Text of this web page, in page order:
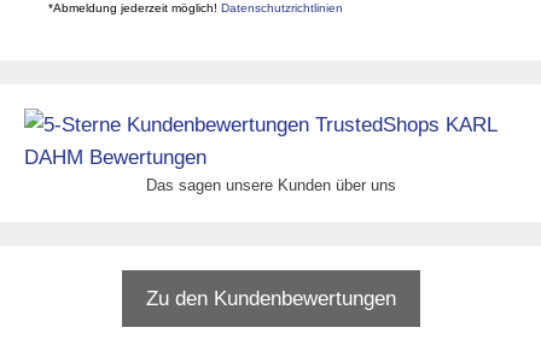
*Abmeldung jederzeit möglich! Datenschutzrichtlinien
Das sagen unsere Kunden über uns
Zu den Kundenbewertungen